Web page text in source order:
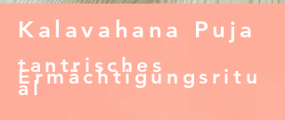
Kalavahana Puja
tantrisches
Ermächtigungsritu
al